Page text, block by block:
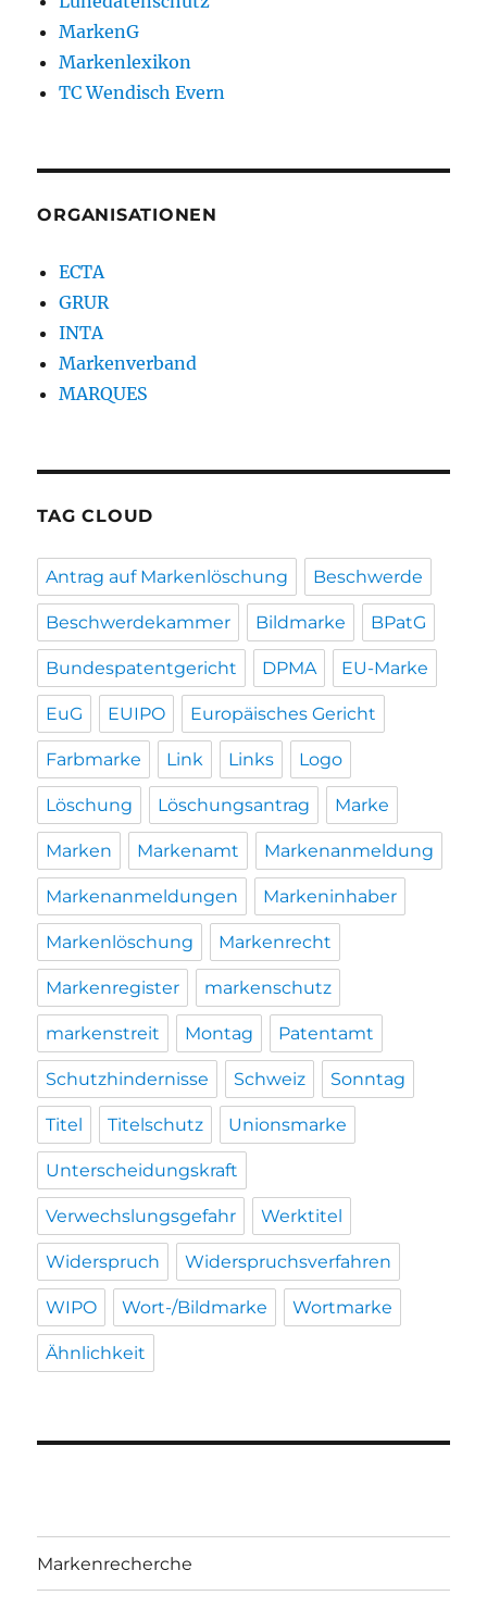
MarkenG
Markenlexikon
TC Wendisch Evern
ORGANISATIONEN
ECTA
GRUR
INTA
Markenverband
MARQUES
TAG CLOUD
Antrag auf Markenlöschung Beschwerde
Beschwerdekammer Bildmarke BPatG
Bundespatentgericht DPMA EU-Marke
EuG EUIPO Europäisches Gericht
Farbmarke Link Links Logo
Löschung Löschungsantrag Marke
Marken Markenamt Markenanmeldung
Markenanmeldungen Markeninhaber
Markenlöschung Markenrecht
Markenregister markenschutz
markenstreit Montag Patentamt
Schutzhindernisse Schweiz Sonntag
Titel Titelschutz Unionsmarke
Unterscheidungskraft
Verwechslungsgefahr Werktitel
Widerspruch Widerspruchsverfahren
WIPO Wort-/Bildmarke Wortmarke
Ähnlichkeit
Markenrecherche